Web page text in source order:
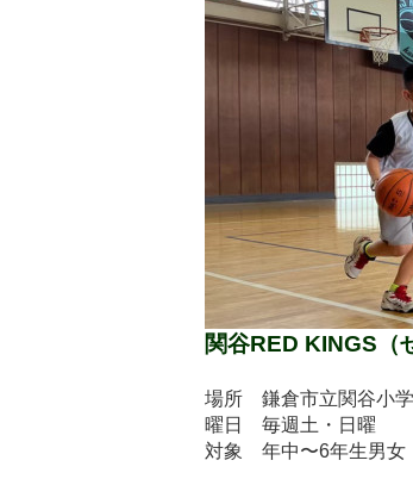
関谷RED KINGS
場所 鎌倉市立関谷小
曜日 毎週土・日曜
対象 年中〜6年生男女